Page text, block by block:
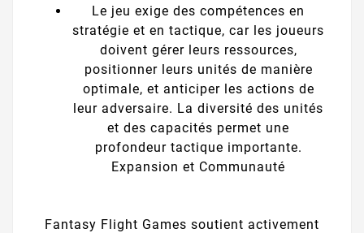
Le jeu exige des compétences en
stratégie et en tactique, car les joueurs
doivent gérer leurs ressources,
positionner leurs unités de manière
optimale, et anticiper les actions de
leur adversaire. La diversité des unités
et des capacités permet une
profondeur tactique importante.
Expansion et Communauté
Fantasy Flight Games soutient activement